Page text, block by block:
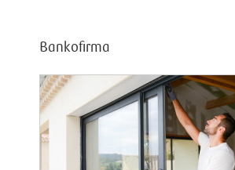
Bankofirma